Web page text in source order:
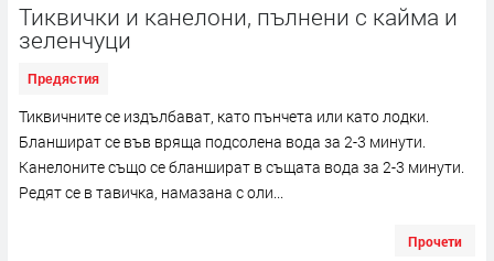
Тиквички и канелони, пълнени с кайма и
зеленчуци
Предястия
Тиквичните се издълбават, като пънчета или като лодки.
Бланшират се във вряща подсолена вода за 2-3 минути.
Канелоните също се бланшират в същата вода за 2-3 минути.
Редят се в тавичка, намазана с оли...
Прочети